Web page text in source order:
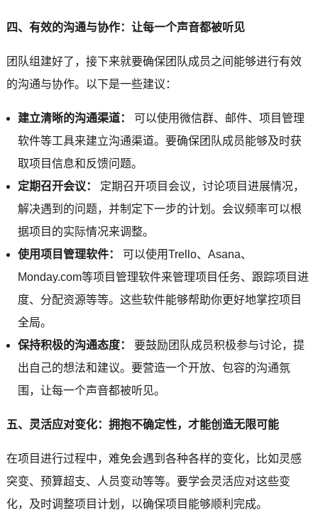
四、有效的沟通与协作：让每一个声音都被听见
团队组建好了，接下来就要确保团队成员之间能够进行有效
的沟通与协作。以下是一些建议：
建立清晰的沟通渠道：
可以使用微信群、邮件、项目管理
软件等工具来建立沟通渠道。要确保团队成员能够及时获
取项目信息和反馈问题。
定期召开会议：
定期召开项目会议，讨论项目进展情况，
解决遇到的问题，并制定下一步的计划。会议频率可以根
据项目的实际情况来调整。
使用项目管理软件：
可以使用Trello、Asana、
Monday.com等项目管理软件来管理项目任务、跟踪项目进
度、分配资源等等。这些软件能够帮助你更好地掌控项目
全局。
保持积极的沟通态度：
要鼓励团队成员积极参与讨论，提
出自己的想法和建议。要营造一个开放、包容的沟通氛
围，让每一个声音都被听见。
五、灵活应对变化：拥抱不确定性，才能创造无限可能
在项目进行过程中，难免会遇到各种各样的变化，比如灵感
突变、预算超支、人员变动等等。要学会灵活应对这些变
化，及时调整项目计划，以确保项目能够顺利完成。